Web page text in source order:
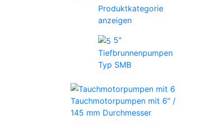
Produktkategorie
anzeigen
5"
Tiefbrunnenpumpen
Typ SMB
Tauchmotorpumpen mit 6" /
145 mm Durchmesser